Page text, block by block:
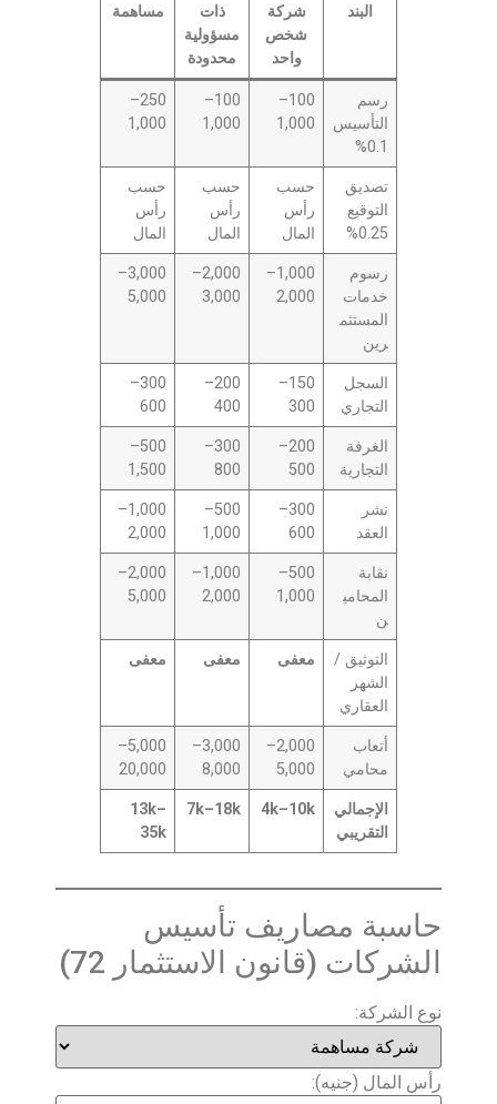
البند
شركة
شخص
واحد
ذات
مسؤولية
محدودة
مساهمة
رسم
التأسيس
0.1%
100–
1,000
100–
1,000
250–
1,000
تصديق
التوقيع
0.25%
حسب
رأس
المال
حسب
رأس
المال
حسب
رأس
المال
رسوم
خدمات
المستثم
رين
1,000–
2,000
2,000–
3,000
3,000–
5,000
السجل
التجاري
150–
300
200–
400
300–
600
الغرفة
التجارية
200–
500
300–
800
500–
1,500
نشر
العقد
300–
600
500–
1,000
1,000–
2,000
نقابة
المحامي
ن
500–
1,000
1,000–
2,000
2,000–
5,000
التوثيق /
الشهر
العقاري
معفى معفى معفى
أتعاب
محامي
2,000–
5,000
3,000–
8,000
5,000–
20,000
الإجمالي
التقريبي
4k–10k
7k–18k
13k–
35k
حاسبة مصاريف تأسيس
الشركات (قانون الاستثمار 72)
نوع الشركة:
رأس المال (جنيه):